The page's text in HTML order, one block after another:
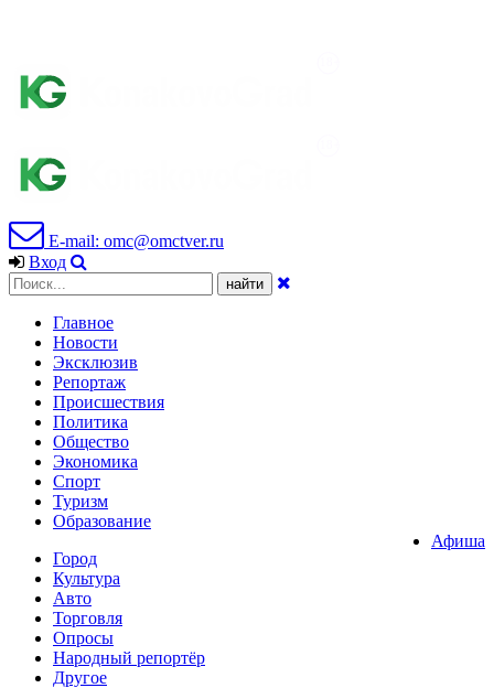
E-mail: omc@omctver.ru
Вход
Главное
Новости
Эксклюзив
Репортаж
Происшествия
Политика
Общество
Экономика
Спорт
Туризм
Образование
Афиша
Город
Культура
Авто
Торговля
Опросы
Народный репортёр
Другое